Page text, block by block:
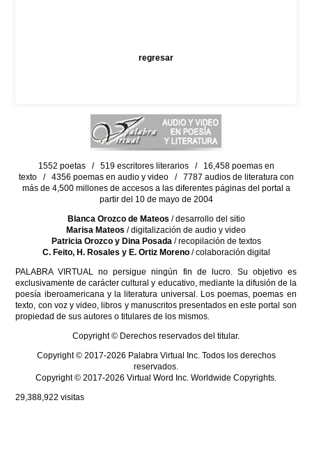
regresar
1552 poetas / 519 escritores literarios / 16,458 poemas en
texto / 4356 poemas en audio y video / 7787 audios de literatura con
más de 4,500 millones de accesos a las diferentes páginas del portal a
partir del 10 de mayo de 2004
Blanca Orozco de Mateos / desarrollo del sitio
Marisa Mateos / digitalización de audio y video
Patricia Orozco y Dina Posada/ recopilación de textos
C. Feito, H. Rosales y E. Ortiz Moreno/ colaboración digital
PALABRA VIRTUAL no persigue ningún fin de lucro. Su objetivo es
exclusivamente de carácter cultural y educativo, mediante la difusión de la
poesía iberoamericana y la literatura universal. Los poemas, poemas en
texto, con voz y video, libros y manuscritos presentados en este portal son
propiedad de sus autores o titulares de los mismos.
Copyright © Derechos reservados del titular.
Copyright © 2017-2026 Palabra Virtual Inc. Todos los derechos
reservados.
Copyright © 2017-2026 Virtual Word Inc. Worldwide Copyrights.
29,388,922 visitas